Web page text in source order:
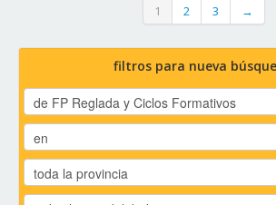
1 2 3 →
filtros para nueva